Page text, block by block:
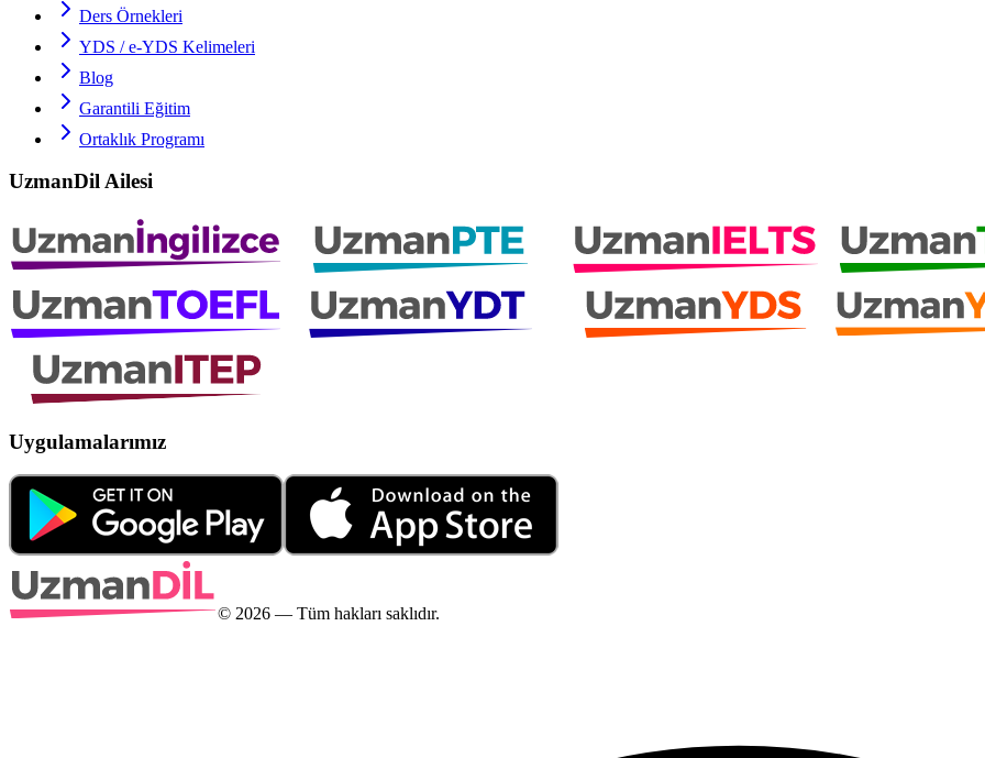
Ders Örnekleri
YDS / e-YDS Kelimeleri
Blog
Garantili Eğitim
Ortaklık Programı
UzmanDil Ailesi
Uygulamalarımız
© 2026 — Tüm hakları saklıdır.